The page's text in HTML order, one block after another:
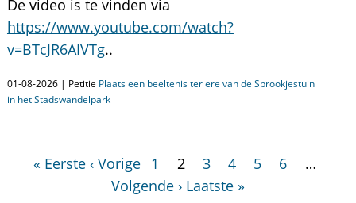
De video is te vinden via
https://www.youtube.com/watch?
v=BTcJR6AIVTg..
01-08-2026 | Petitie Plaats een beeltenis ter ere van de Sprookjestuin
in het Stadswandelpark
« Eerste ‹ Vorige 1 2 3 4 5 6
…
Volgende › Laatste »